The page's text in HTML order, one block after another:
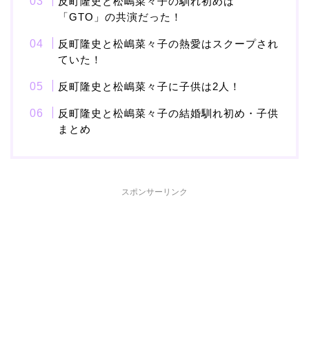
急接近！
と離婚したのはいつ？顔
「GTO」の共演だった！
反町隆史と松嶋菜々子の熱愛はスクープされ
ていた！
反町隆史と松嶋菜々子に子供は2人！
反町隆史と松嶋菜々子の結婚馴れ初め・子供
まとめ
スポンサーリンク